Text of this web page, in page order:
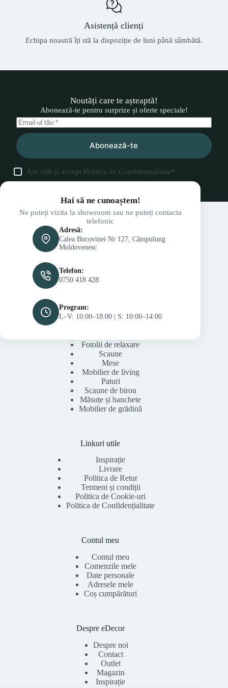
Asistență clienți
Echipa noastră îți stă la dispoziție de luni până sâmbătă.
Noutăți care te așteaptă!
Abonează-te pentru surprize și oferte speciale!
Abonează-te
Am citit și accept Politica de Confidențialitate*
Hai să ne cunoaștem!
Ne puteți vizita la showroom sau ne puteți contacta
telefonic
Adresă:
Calea Bucovinei Nr 127, Câmpulung
Moldovenesc
Telefon:
0750 418 428
Program:
L–V: 10:00–18:00 | S: 10:00–14:00
Fotolii de relaxare
Scaune
Mese
Mobilier de living
Paturi
Scaune de birou
Măsuțe și banchete
Mobilier de grădină
Linkuri utile
Inspirație
Livrare
Politica de Retur
Termeni și condiții
Politica de Cookie-uri
Politica de Confidențialitate
Contul meu
Contul meu
Comenzile mele
Date personale
Adresele mele
Coș cumpărături
Despre eDecor
Despre noi
Contact
Outlet
Magazin
Inspirație